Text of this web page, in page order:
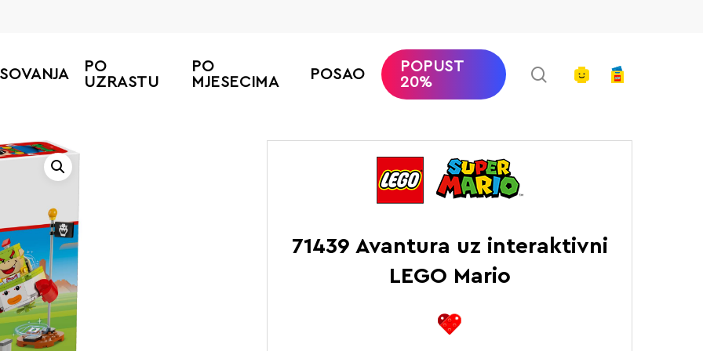
PO
UZRASTU
PO
MJESECIMA
POSAO
POPUST
20%
searchaccount
71439 Avantura uz interaktivni
LEGO Mario